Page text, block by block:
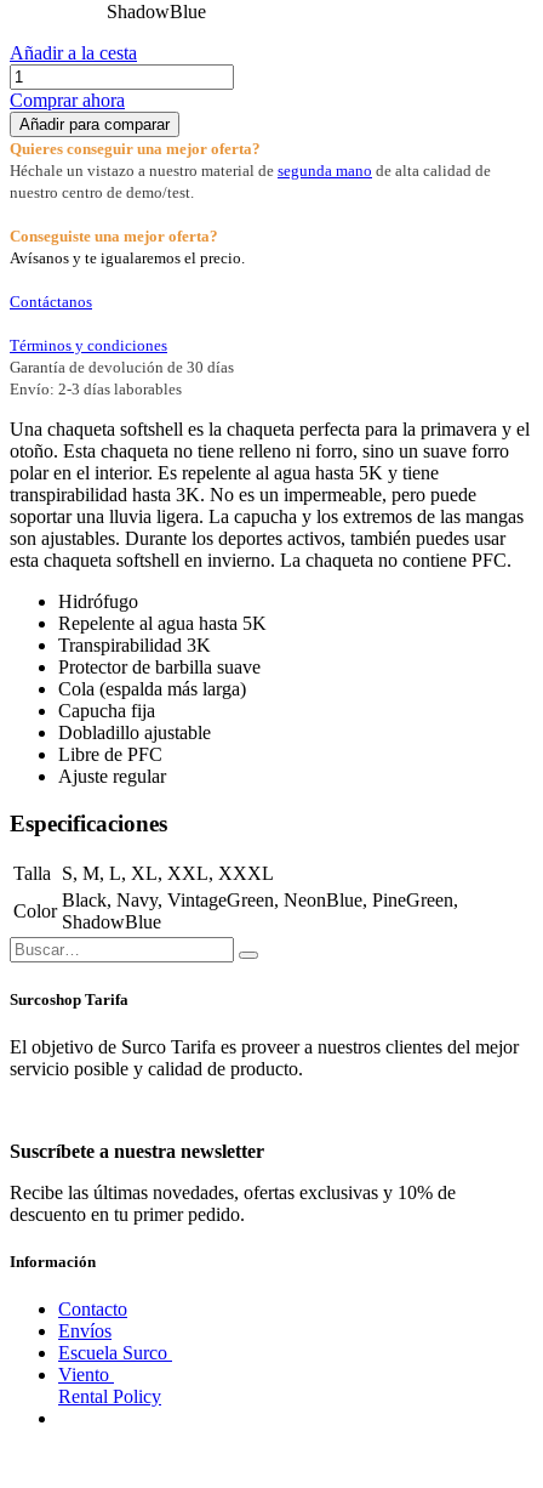
ShadowBlue
Añadir a la cesta
Comprar ahora
Añadir para comparar
Quieres conseguir una mejor oferta?
Héchale un vistazo a nuestro material de segunda mano de alta calidad de
nuestro centro de demo/test.
Conseguiste una mejor oferta?
Avísanos y te igualaremos el precio.
Contáctanos
Términos y condiciones
Garantía de devolución de 30 días
Envío: 2-3 días laborables
Una chaqueta softshell es la chaqueta perfecta para la primavera y el
otoño. Esta chaqueta no tiene relleno ni forro, sino un suave forro
polar en el interior. Es repelente al agua hasta 5K y tiene
transpirabilidad hasta 3K. No es un impermeable, pero puede
soportar una lluvia ligera. La capucha y los extremos de las mangas
son ajustables. Durante los deportes activos, también puedes usar
esta chaqueta softshell en invierno. La chaqueta no contiene PFC.
Hidrófugo
Repelente al agua hasta 5K
Transpirabilidad 3K
Protector de barbilla suave
Cola (espalda más larga)
Capucha fija
Dobladillo ajustable
Libre de PFC
Ajuste regular
Especificaciones
Talla S, M, L, XL, XXL, XXXL
Color
Black, Navy, VintageGreen, NeonBlue, PineGreen,
ShadowBlue
Surcoshop Tarifa
El objetivo de Surco Tarifa es proveer a nuestros clientes del mejor
servicio posible y calidad de producto.
Suscríbete a nuestra newsletter
Recibe las últimas novedades, ofertas exclusivas y 10% de
descuento en tu primer pedido.
Información
Contacto
Envíos
Escuela Surco
Viento
Rental Policy